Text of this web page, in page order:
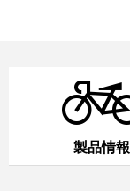
製品情報